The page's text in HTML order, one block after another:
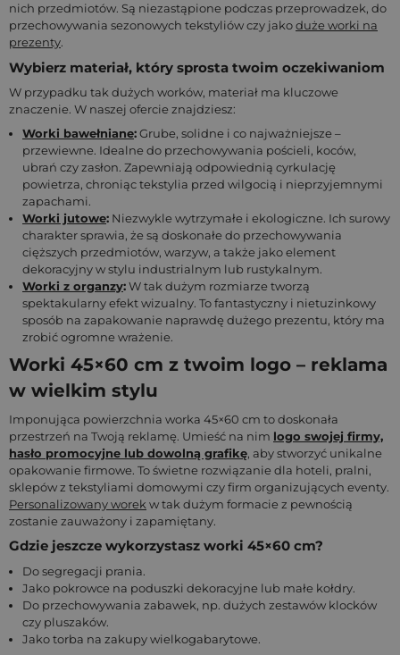
nich przedmiotów. Są niezastąpione podczas przeprowadzek, do
przechowywania sezonowych tekstyliów czy jakoduże worki na
prezenty.
Wybierz materiał, który sprosta twoim oczekiwaniom
W przypadku tak dużych worków, materiał ma kluczowe
znaczenie. W naszej ofercie znajdziesz:
Worki bawełniane:Grube, solidne i co najważniejsze –
przewiewne. Idealne do przechowywania pościeli, koców,
ubrań czy zasłon. Zapewniają odpowiednią cyrkulację
powietrza, chroniąc tekstylia przed wilgocią i nieprzyjemnymi
zapachami.
Worki jutowe: Niezwykle wytrzymałe i ekologiczne. Ich surowy
charakter sprawia, że są doskonałe do przechowywania
cięższych przedmiotów, warzyw, a także jako element
dekoracyjny w stylu industrialnym lub rustykalnym.
Worki z organzy:W tak dużym rozmiarze tworzą
spektakularny efekt wizualny. To fantastyczny i nietuzinkowy
sposób na zapakowanie naprawdę dużego prezentu, który ma
zrobić ogromne wrażenie.
Worki 45×60 cm z twoim logo – reklama
w wielkim stylu
Imponująca powierzchnia worka 45×60 cm to doskonała
przestrzeń na Twoją reklamę. Umieść na nim logo swojej firmy,
hasło promocyjne lub dowolną grafikę, aby stworzyć unikalne
opakowanie firmowe. To świetne rozwiązanie dla hoteli, pralni,
sklepów z tekstyliami domowymi czy firm organizujących eventy.
Personalizowany worek w tak dużym formacie z pewnością
zostanie zauważony i zapamiętany.
Gdzie jeszcze wykorzystasz worki 45×60 cm?
Do segregacji prania.
Jako pokrowce na poduszki dekoracyjne lub małe kołdry.
Do przechowywania zabawek, np. dużych zestawów klocków
czy pluszaków.
Jako torba na zakupy wielkogabarytowe.